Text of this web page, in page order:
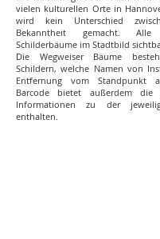
vielen kulturellen Orte in
wird kein Unterschied
Bekanntheit gemacht.
Schilderbäume im Stadtbild
Die Wegweiser Bäume
Schildern, welche Namen von
Entfernung vom Standpunkt
Barcode bietet außerdem die
Informationen zu der
enthalten.